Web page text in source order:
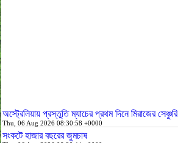
অস্ট্রেলিয়ায় প্রস্তুতি ম্যাচের প্রথম দিনে মিরাজের সেঞ্চুরি
Thu, 06 Aug 2026 08:30:58 +0000
সংকটে হাজার বছরের জুমচাষ